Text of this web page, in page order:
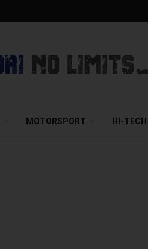
MOTORSPORT HI-TECH